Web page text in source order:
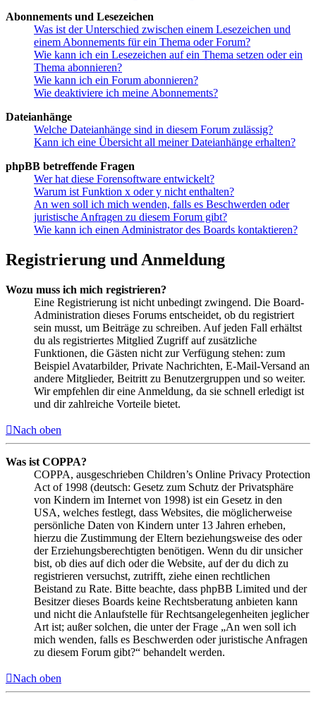
Abonnements und Lesezeichen
Was ist der Unterschied zwischen einem Lesezeichen und
einem Abonnements für ein Thema oder Forum?
Wie kann ich ein Lesezeichen auf ein Thema setzen oder ein
Thema abonnieren?
Wie kann ich ein Forum abonnieren?
Wie deaktiviere ich meine Abonnements?
Dateianhänge
Welche Dateianhänge sind in diesem Forum zulässig?
Kann ich eine Übersicht all meiner Dateianhänge erhalten?
phpBB betreffende Fragen
Wer hat diese Forensoftware entwickelt?
Warum ist Funktion x oder y nicht enthalten?
An wen soll ich mich wenden, falls es Beschwerden oder
juristische Anfragen zu diesem Forum gibt?
Wie kann ich einen Administrator des Boards kontaktieren?
Registrierung und Anmeldung
Wozu muss ich mich registrieren?
Eine Registrierung ist nicht unbedingt zwingend. Die Board-
Administration dieses Forums entscheidet, ob du registriert
sein musst, um Beiträge zu schreiben. Auf jeden Fall erhältst
du als registriertes Mitglied Zugriff auf zusätzliche
Funktionen, die Gästen nicht zur Verfügung stehen: zum
Beispiel Avatarbilder, Private Nachrichten, E-Mail-Versand an
andere Mitglieder, Beitritt zu Benutzergruppen und so weiter.
Wir empfehlen dir eine Anmeldung, da sie schnell erledigt ist
und dir zahlreiche Vorteile bietet.
Nach oben
Was ist COPPA?
COPPA, ausgeschrieben Children’s Online Privacy Protection
Act of 1998 (deutsch: Gesetz zum Schutz der Privatsphäre
von Kindern im Internet von 1998) ist ein Gesetz in den
USA, welches festlegt, dass Websites, die möglicherweise
persönliche Daten von Kindern unter 13 Jahren erheben,
hierzu die Zustimmung der Eltern beziehungsweise des oder
der Erziehungsberechtigten benötigen. Wenn du dir unsicher
bist, ob dies auf dich oder die Website, auf der du dich zu
registrieren versuchst, zutrifft, ziehe einen rechtlichen
Beistand zu Rate. Bitte beachte, dass phpBB Limited und der
Besitzer dieses Boards keine Rechtsberatung anbieten kann
und nicht die Anlaufstelle für Rechtsangelegenheiten jeglicher
Art ist; außer solchen, die unter der Frage „An wen soll ich
mich wenden, falls es Beschwerden oder juristische Anfragen
zu diesem Forum gibt?“ behandelt werden.
Nach oben